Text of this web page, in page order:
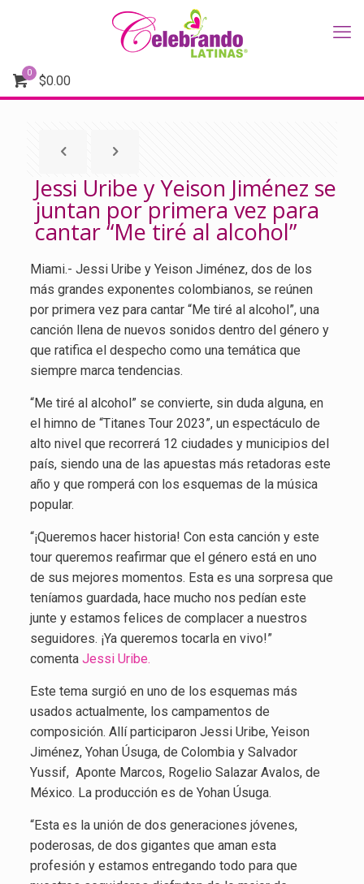
0
$0.00
Jessi Uribe y Yeison Jiménez se
juntan por primera vez para
cantar “Me tiré al alcohol”
Miami.- Jessi Uribe y Yeison Jiménez, dos de los
más grandes exponentes colombianos, se reúnen
por primera vez para cantar “Me tiré al alcohol”, una
canción llena de nuevos sonidos dentro del género y
que ratifica el despecho como una temática que
siempre marca tendencias.
“Me tiré al alcohol” se convierte, sin duda alguna, en
el himno de “Titanes Tour 2023”, un espectáculo de
alto nivel que recorrerá 12 ciudades y municipios del
país, siendo una de las apuestas más retadoras este
año y que romperá con los esquemas de la música
popular.
“¡Queremos hacer historia! Con esta canción y este
tour queremos reafirmar que el género está en uno
de sus mejores momentos. Esta es una sorpresa que
teníamos guardada, hace mucho nos pedían este
junte y estamos felices de complacer a nuestros
seguidores. ¡Ya queremos tocarla en vivo!”
comenta Jessi Uribe.
Este tema surgió en uno de los esquemas más
usados actualmente, los campamentos de
composición. Allí participaron Jessi Uribe, Yeison
Jiménez, Yohan Úsuga, de Colombia y Salvador
Yussif, Aponte Marcos, Rogelio Salazar Avalos, de
México. La producción es de Yohan Úsuga.
“Esta es la unión de dos generaciones jóvenes,
poderosas, de dos gigantes que aman esta
profesión y estamos entregando todo para que